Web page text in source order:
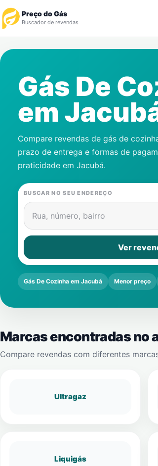
Preço do Gás
Buscador de revendas
Revendedor
Notícias
Gás
Contatos
Gás De
em
Compare revendas de gás de
prazo de entrega e formas de
praticidade em Jacubá.
BUSCAR NO SEU ENDEREÇO
Rua, número, bairro
Ver
Gás De Cozinha em Jacubá Menor preço
Marcas encontradas no
Compare revendas com diferentes
Ultragaz
Liquigás